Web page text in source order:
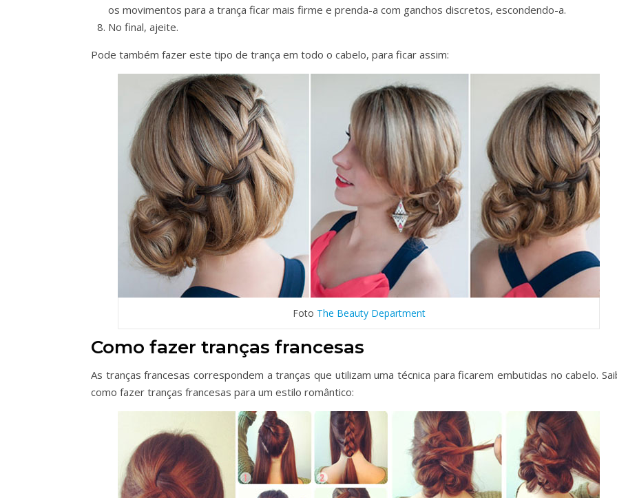
os movimentos para a trança ficar mais firme e prenda-a com ganchos discretos, escondendo-a.
No final, ajeite.
Pode também fazer este tipo de trança em todo o cabelo, para ficar assim:
Foto The Beauty Department
Como fazer tranças francesas
As tranças francesas correspondem a tranças que utilizam uma técnica para ficarem embutidas no cabelo.
como fazer tranças francesas para um estilo romântico: